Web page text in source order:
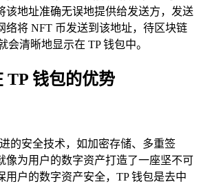
该地址准确无误地提供给发送方，发送
络将 NFT 币发送到该地址，待区块链
会清晰地显示在 TP 钱包中。
TP 钱包的优势
的安全技术，如加密存储、多重签
像为用户的数字资产打造了一座坚不可
用户的数字资产安全，TP 钱包是去中